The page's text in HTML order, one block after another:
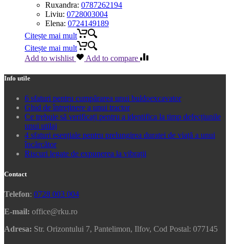
Ruxandra: 0787262194
Liviu: 0728003004
Elena: 0724149189
Citește mai mult
Citește mai mult
Add to wishlist
Add to compare
Info utile
6 sfaturi pentru cumpărarea unui buldoexcavator
Ghid de întreținere a unui tractor
Ce trebuie să verificați pentru a identifica la timp defecțiunile
unui utilaj
4 sfaturi esențiale pentru prelungirea duratei de viață a unui
încărcător
Riscuri legate de expunerea la vibrații
Contact
Telefon: 0728 003 004
E-mail: office@rku.ro
Adresa: Str. Orizontului 7, Pantelimon, Ilfov, Cod Postal: 077145